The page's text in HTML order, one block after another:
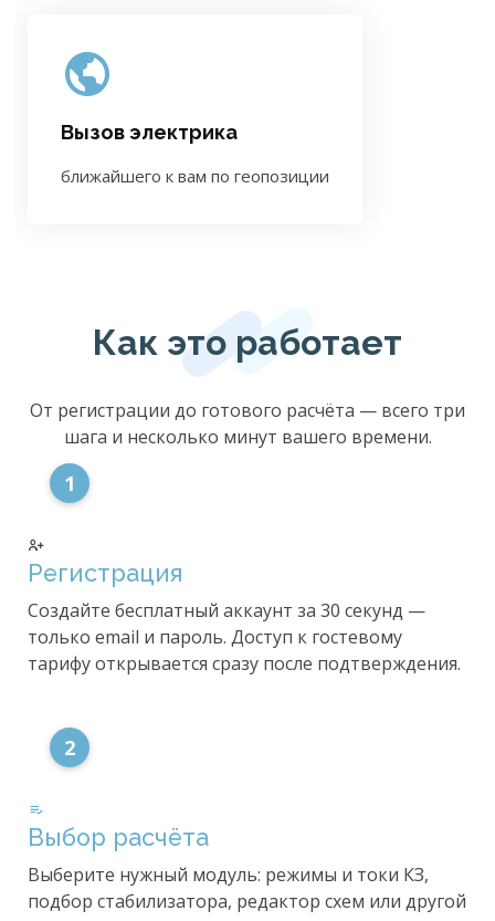
Вызов электрика
ближайшего к вам по геопозиции
Как это работает
От регистрации до готового расчёта — всего три
шага и несколько минут вашего времени.
1
Регистрация
Создайте бесплатный аккаунт за 30 секунд —
только email и пароль. Доступ к гостевому
тарифу открывается сразу после подтверждения.
2
Выбор расчёта
Выберите нужный модуль: режимы и токи КЗ,
подбор стабилизатора, редактор схем или другой